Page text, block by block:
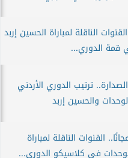
الناقلة لمباراة الحسين إربد
قمة الدوري...
ترتيب الدوري الأردني
والحسين إربد
القنوات الناقلة لمباراة
في كلاسيكو الدوري...